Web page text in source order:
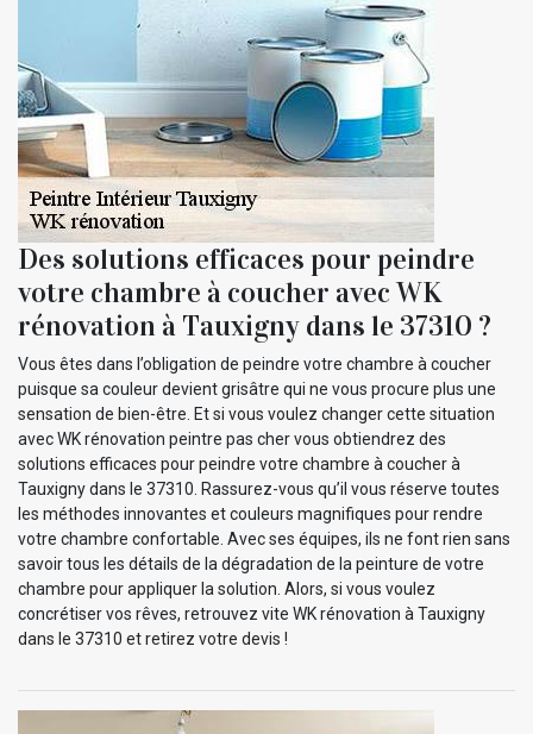
Des solutions efficaces pour peindre
votre chambre à coucher avec WK
rénovation à Tauxigny dans le 37310 ?
Vous êtes dans l’obligation de peindre votre chambre à coucher
puisque sa couleur devient grisâtre qui ne vous procure plus une
sensation de bien-être. Et si vous voulez changer cette situation
avec WK rénovation peintre pas cher vous obtiendrez des
solutions efficaces pour peindre votre chambre à coucher à
Tauxigny dans le 37310. Rassurez-vous qu’il vous réserve toutes
les méthodes innovantes et couleurs magnifiques pour rendre
votre chambre confortable. Avec ses équipes, ils ne font rien sans
savoir tous les détails de la dégradation de la peinture de votre
chambre pour appliquer la solution. Alors, si vous voulez
concrétiser vos rêves, retrouvez vite WK rénovation à Tauxigny
dans le 37310 et retirez votre devis !